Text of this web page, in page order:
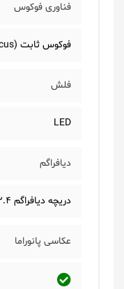
فناوری فوکوس
فوکوس ثابت (Fixed Focus)
فلش
LED
دیافراگم
دریچه دیافراگم f/2.4، سایز پیکسل 1.4 میکرومتر
عکاسی پانوراما